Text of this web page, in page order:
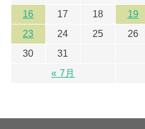
16
17 18 19
23
24 25 26
30
31
« 7月